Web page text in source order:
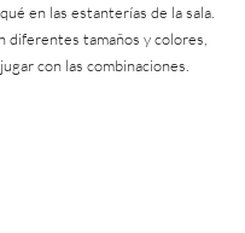
en las estanterías de la sala.
diferentes tamaños y colores,
con las combinaciones.